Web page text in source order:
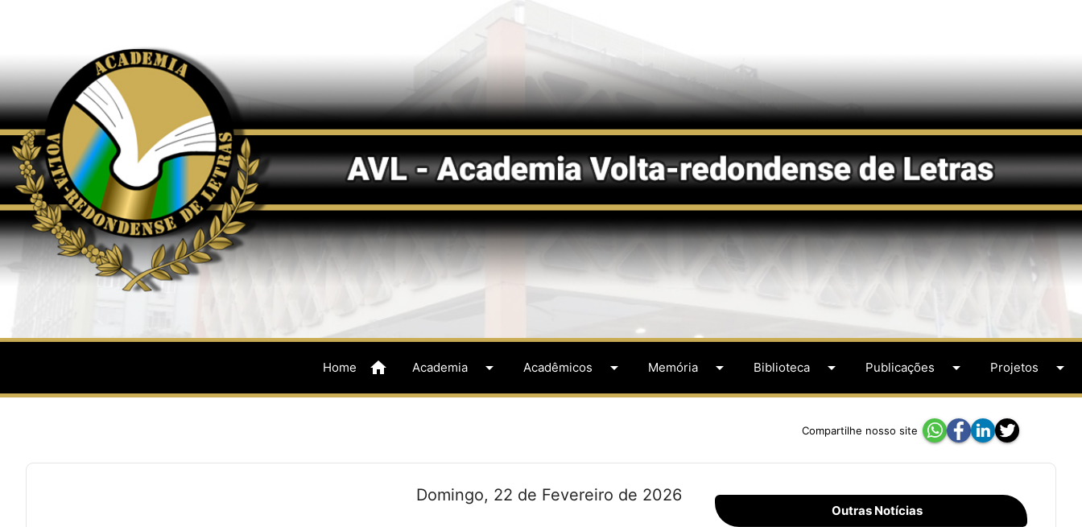
Home home Academia arrow_drop_down Acadêmicos arrow_drop_down Memória arrow_drop_down Biblioteca arrow_drop_down Publicações arrow_drop_down Projetos arrow_drop_down
Compartilhe nosso site
Domingo, 22 de Fevereiro de 2026
Outras Notícias